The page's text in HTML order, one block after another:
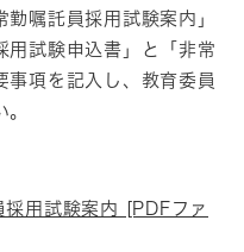
嘱託員採用試験案内」
用試験申込書」と「非常
事項を記入し、教育委員
用試験案内 [PDFファ